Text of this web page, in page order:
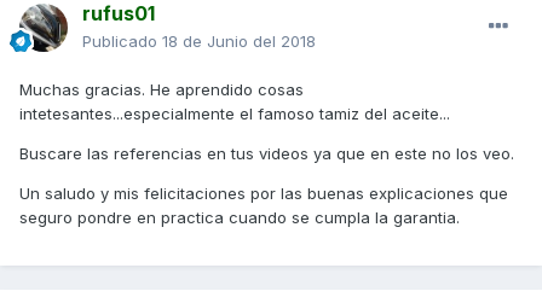
rufus01
Publicado 18 de Junio del 2018
Muchas gracias. He aprendido cosas
intetesantes...especialmente el famoso tamiz del aceite...
Buscare las referencias en tus videos ya que en este no los veo.
Un saludo y mis felicitaciones por las buenas explicaciones que
seguro pondre en practica cuando se cumpla la garantia.